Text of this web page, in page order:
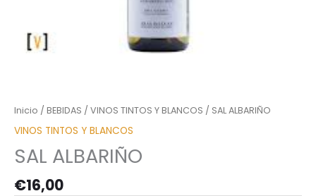
Inicio / BEBIDAS / VINOS TINTOS Y BLANCOS / SAL ALBARIÑO
VINOS TINTOS Y BLANCOS
SAL ALBARIÑO
€16,00